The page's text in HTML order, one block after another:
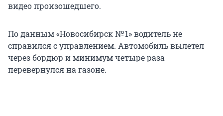
видео произошедшего.
По данным «Новосибирск № 1» водитель не
справился с управлением. Автомобиль вылетел
через бордюр и минимум четыре раза
перевернулся на газоне.